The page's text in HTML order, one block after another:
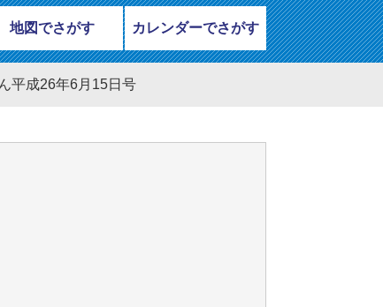
地図でさがす カレンダーでさがす
平成26年6月15日号